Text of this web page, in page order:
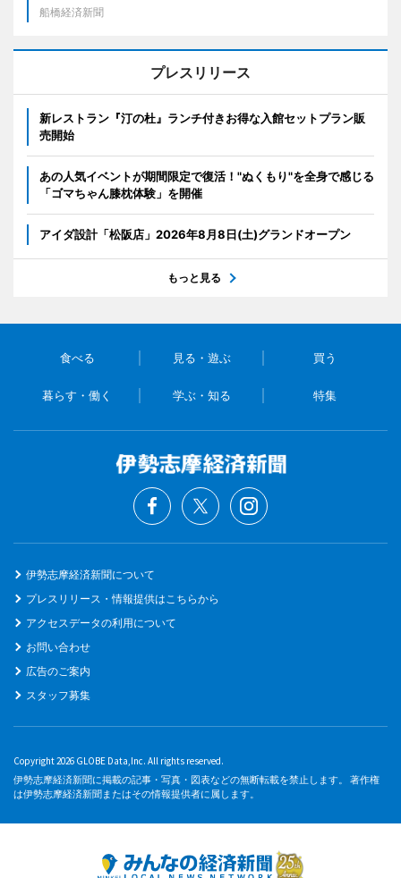
船橋経済新聞
プレスリリース
新レストラン『汀の杜』ランチ付きお得な入館セットプラン販
売開始
あの人気イベントが期間限定で復活！"ぬくもり"を全身で感じる
「ゴマちゃん膝枕体験」を開催
アイダ設計「松阪店」2026年8月8日(土)グランドオープン
もっと見る
食べる 見る・遊ぶ 買う
暮らす・働く 学ぶ・知る 特集
伊勢志摩経済新聞について
プレスリリース・情報提供はこちらから
アクセスデータの利用について
お問い合わせ
広告のご案内
スタッフ募集
Copyright 2026 GLOBE Data,Inc. All rights reserved.
伊勢志摩経済新聞に掲載の記事・写真・図表などの無断転載を禁止します。 著作権
は伊勢志摩経済新聞またはその情報提供者に属します。